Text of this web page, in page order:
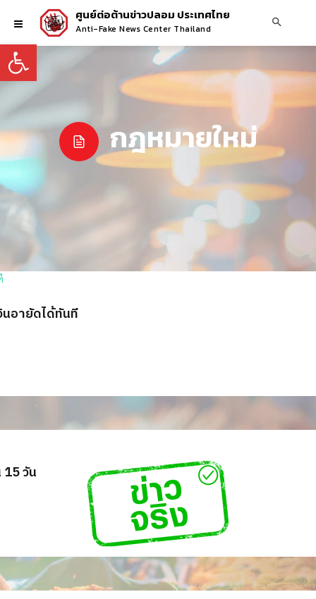
Open toolbar
ศูนย์ต่อต้านข่าวปลอม ประเทศไทย
Anti-Fake News Center Thailand
กฎหมายใหม่
อายัดได้ทันที
วัน